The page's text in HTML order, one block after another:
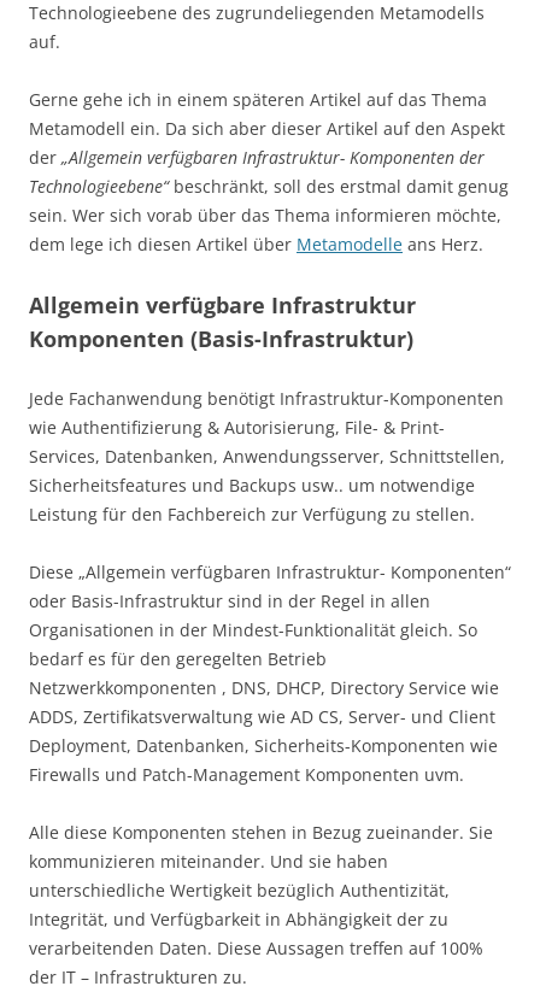
Technologieebene des zugrundeliegenden Metamodells
auf.
Gerne gehe ich in einem späteren Artikel auf das Thema
Metamodell ein. Da sich aber dieser Artikel auf den Aspekt
der „Allgemein verfügbaren Infrastruktur- Komponenten der
Technologieebene“ beschränkt, soll des erstmal damit genug
sein. Wer sich vorab über das Thema informieren möchte,
dem lege ich diesen Artikel über Metamodelle ans Herz.
Allgemein verfügbare Infrastruktur
Komponenten (Basis-Infrastruktur)
Jede Fachanwendung benötigt Infrastruktur-Komponenten
wie Authentifizierung & Autorisierung, File- & Print-
Services, Datenbanken, Anwendungsserver, Schnittstellen,
Sicherheitsfeatures und Backups usw.. um notwendige
Leistung für den Fachbereich zur Verfügung zu stellen.
Diese „Allgemein verfügbaren Infrastruktur- Komponenten“
oder Basis-Infrastruktur sind in der Regel in allen
Organisationen in der Mindest-Funktionalität gleich. So
bedarf es für den geregelten Betrieb
Netzwerkkomponenten , DNS, DHCP, Directory Service wie
ADDS, Zertifikatsverwaltung wie AD CS, Server- und Client
Deployment, Datenbanken, Sicherheits-Komponenten wie
Firewalls und Patch-Management Komponenten uvm.
Alle diese Komponenten stehen in Bezug zueinander. Sie
kommunizieren miteinander. Und sie haben
unterschiedliche Wertigkeit bezüglich Authentizität,
Integrität, und Verfügbarkeit in Abhängigkeit der zu
verarbeitenden Daten. Diese Aussagen treffen auf 100%
der IT – Infrastrukturen zu.